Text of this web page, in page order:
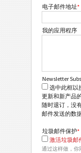
电子邮件地址*
我的应用程序
Newsletter
选中此框以
更新和新产品
随时退订，没
邮件发送的数
垃圾邮件保护*
激活垃圾邮
通过这样做，你